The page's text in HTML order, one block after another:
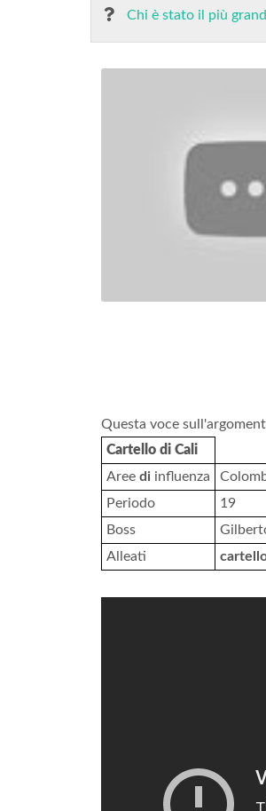
Chi è stato il più
Questa voce
Cartello di Cali
Aree di influenza
Periodo
19
Boss
Alleati